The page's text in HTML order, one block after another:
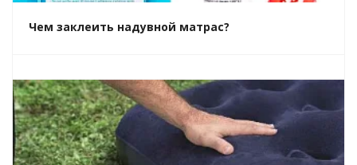
Чем заклеить надувной матрас?